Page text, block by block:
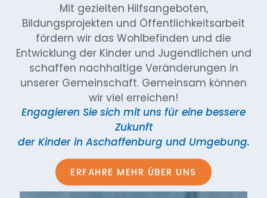
Mit gezielten Hilfsangeboten,
Bildungsprojekten und Öffentlichkeitsarbeit
fördern wir das Wohlbefinden und die
Entwicklung der Kinder und Jugendlichen und
schaffen nachhaltige Veränderungen in
unserer Gemeinschaft. Gemeinsam können
wir viel erreichen!
Engagieren Sie sich mit uns für eine bessere
Zukunft
der Kinder in Aschaffenburg und Umgebung.
ERFAHRE MEHR ÜBER UNS